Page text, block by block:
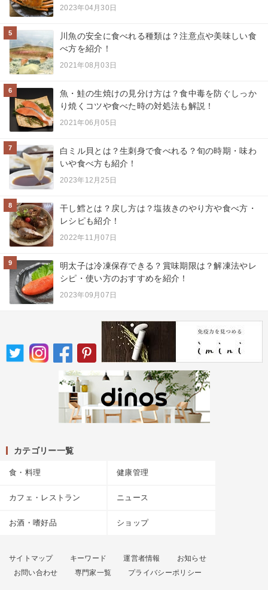
2023年04月30日
5
川魚の安全に食べれる種類は？注意点や美味しい食
べ方を紹介！
2021年08月03日
6
魚・鮭の生焼けの見分け方は？食中毒を防ぐしっか
り焼くコツや食べた時の対処法も解説！
2021年06月05日
7
白ミル貝とは？生刺身で食べれる？旬の時期・味わ
いや食べ方も紹介！
2023年12月25日
8
干し鱈とは？戻し方は？塩抜きのやり方や食べ方・
レシピも紹介！
2022年11月07日
9
明太子は冷凍保存できる？賞味期限は？解凍法やレ
シピ・使い方のおすすめを紹介！
2023年09月07日
カテゴリー一覧
食・料理 健康管理
カフェ・レストラン ニュース
お酒・嗜好品 ショップ
サイトマップ キーワード 運営者情報
お知らせ
お問い合わせ
専門家一覧 プライバシーポリシー